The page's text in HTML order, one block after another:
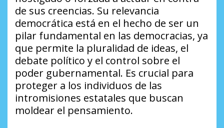
de sus creencias. Su relevancia
democrática está en el hecho de ser un
pilar fundamental en las democracias, ya
que permite la pluralidad de ideas, el
debate político y el control sobre el
poder gubernamental. Es crucial para
proteger a los individuos de las
intromisiones estatales que buscan
moldear el pensamiento.